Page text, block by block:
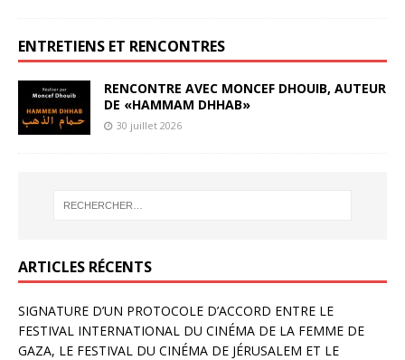
ENTRETIENS ET RENCONTRES
RENCONTRE AVEC MONCEF DHOUIB, AUTEUR
DE «HAMMAM DHHAB»
30 juillet 2026
ARTICLES RÉCENTS
SIGNATURE D’UN PROTOCOLE D’ACCORD ENTRE LE
FESTIVAL INTERNATIONAL DU CINÉMA DE LA FEMME DE
GAZA, LE FESTIVAL DU CINÉMA DE JÉRUSALEM ET LE